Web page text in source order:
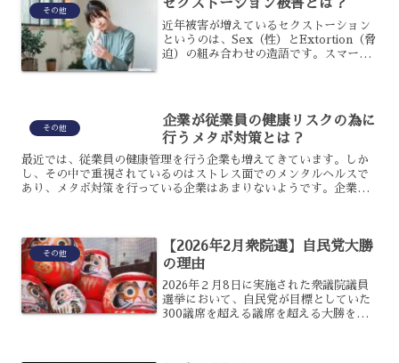
125議席を目...
その他 セクストーション被害とは？
近年被害が増えているセクストーション
というのは、Sex（性）とExtortion（脅
迫）の組み合わせの造語です。スマート
るのです。...
その他
企業が従業員の健康リスクの為に
行うメタボ対策とは？
最近では、従業員の健康管理を行う企業も増えてきています。しか
し、その中で重視されているのはストレス面でのメンタルヘルスで
あり、メタボ対策を行っている企業はあまりないようです。企業が
その他
【2026年2月衆院選】自民党大勝
の理由
2026年２月8日に実施された衆議院議員
選挙において、自民党が目標としていた
300議席を超える議席を超える大勝を収